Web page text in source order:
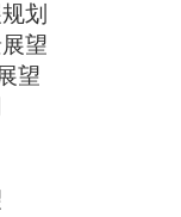
划
望
望